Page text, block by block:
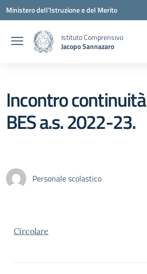
Vai ai contenuti
Vai al menu di navigazione
Vai al footer
Ministero dell'Istruzione e del Merito
Istituto Comprensivo
Jacopo Sannazaro
Incontro
BES a.s. 2022-23.
Personale scolastico
Circolare